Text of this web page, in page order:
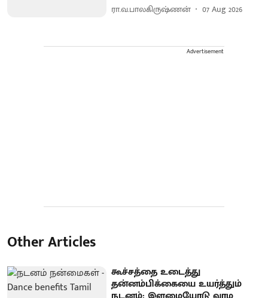
ரா.வ.பாலகிருஷ்ணன் 07 Aug 2026
Advertisement
Other Articles
கூச்சத்தை உடைத்து
தன்னம்பிக்கையை உயர்த்தும்